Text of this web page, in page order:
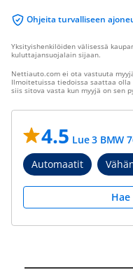
Ohjeita turvalliseen
Yksityishenkilöiden välisessä
kuluttajansuojalain sijaan.
Nettiauto.com ei ota vastuuta
Ilmoitetuissa tiedoissa saattaa
siis sitova vasta kun myyjä on sen
4.5 Lue 3 BMW
Automaatit